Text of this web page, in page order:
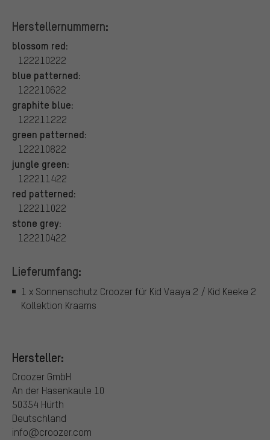
Herstellernummern:
blossom red:
122210222
blue patterned:
122210622
graphite blue:
122211222
green patterned:
122210822
jungle green:
122211422
red patterned:
122211022
stone grey:
122210422
Lieferumfang:
1 x Sonnenschutz Croozer für Kid Vaaya 2 / Kid Keeke 2
Kollektion Kraams
Hersteller:
Croozer GmbH
An der Hasenkaule 10
50354 Hürth
Deutschland
info@croozer.com